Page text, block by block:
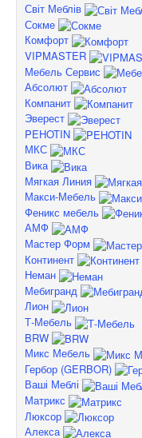
Світ Меблів
Сокме
Комфорт
VIPMASTER
Мебель Сервис
Абсолют
Компанит
Эверест
PEHOTIN
МКС
Вика
Мягкая Линия
Макси-Мебель
Феникс мебель
АМФ
Мастер Форм
Континент
Неман
Мебигранд
Лион
Т-Мебель
BRW
Микс Мебель
Гербор (GERBOR)
Ваші Меблі
Матрикс
Люксор
Алекса